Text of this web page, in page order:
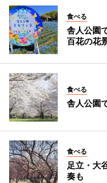
食べる
舎人公園
百花の花
食べる
舎人公園
食べる
足立・大
奏も